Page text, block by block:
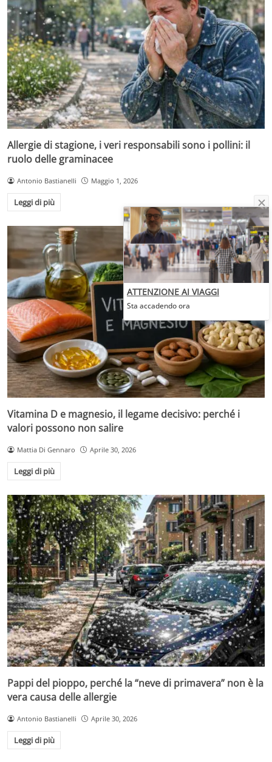
Allergie di stagione, i veri responsabili sono i pollini: il
ruolo delle graminacee
Antonio Bastianelli Maggio 1, 2026
Leggi di più
Vitamina D e magnesio, il legame decisivo: perché i
valori possono non salire
Mattia Di Gennaro Aprile 30, 2026
Leggi di più
Pappi del pioppo, perché la “neve di primavera” non è la
vera causa delle allergie
Antonio Bastianelli Aprile 30, 2026
Leggi di più
ATTENZIONE AI VIAGGI
Sta accadendo ora